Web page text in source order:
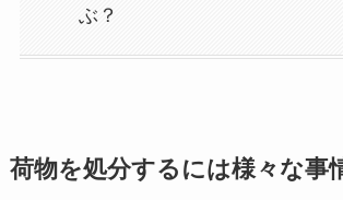
ぶ？
荷物を処分するには様々な事